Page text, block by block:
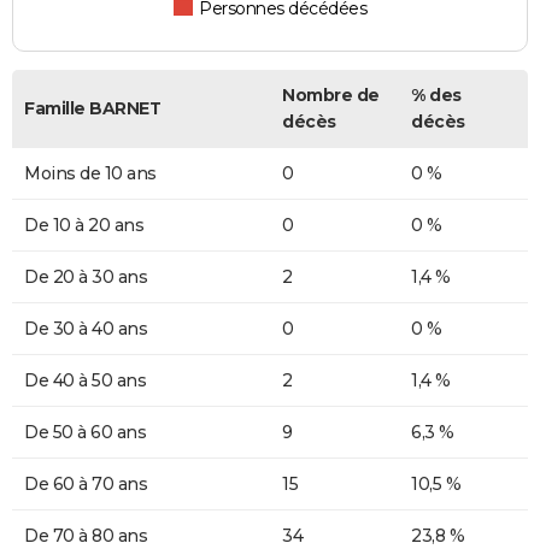
Personnes décédées
Famille BARNET
Nombre de
décès
% des
décès
Moins de 10 ans 0 0 %
De 10 à 20 ans 0 0 %
De 20 à 30 ans 2 1,4 %
De 30 à 40 ans 0 0 %
De 40 à 50 ans 2 1,4 %
De 50 à 60 ans 9 6,3 %
De 60 à 70 ans 15 10,5 %
De 70 à 80 ans 34 23,8 %